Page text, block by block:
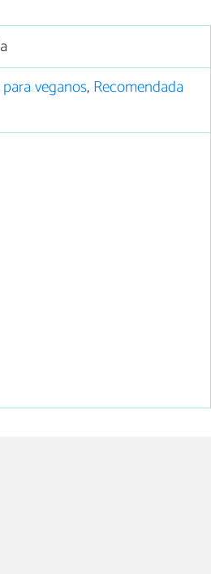
veganos,Recomendada